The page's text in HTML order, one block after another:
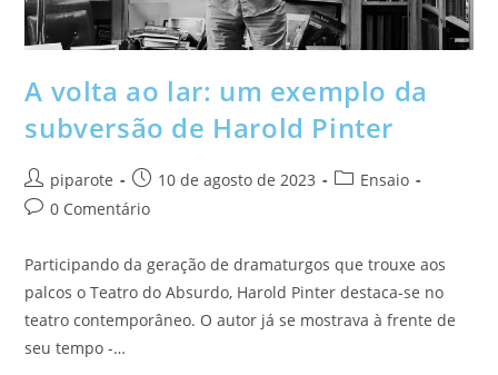
A volta ao lar: um exemplo da
subversão de Harold Pinter
piparote 10 de agosto de 2023
Ensaio
0 Comentário
Participando da geração de dramaturgos que trouxe aos
palcos o Teatro do Absurdo, Harold Pinter destaca-se no
teatro contemporâneo. O autor já se mostrava à frente de
seu tempo -…